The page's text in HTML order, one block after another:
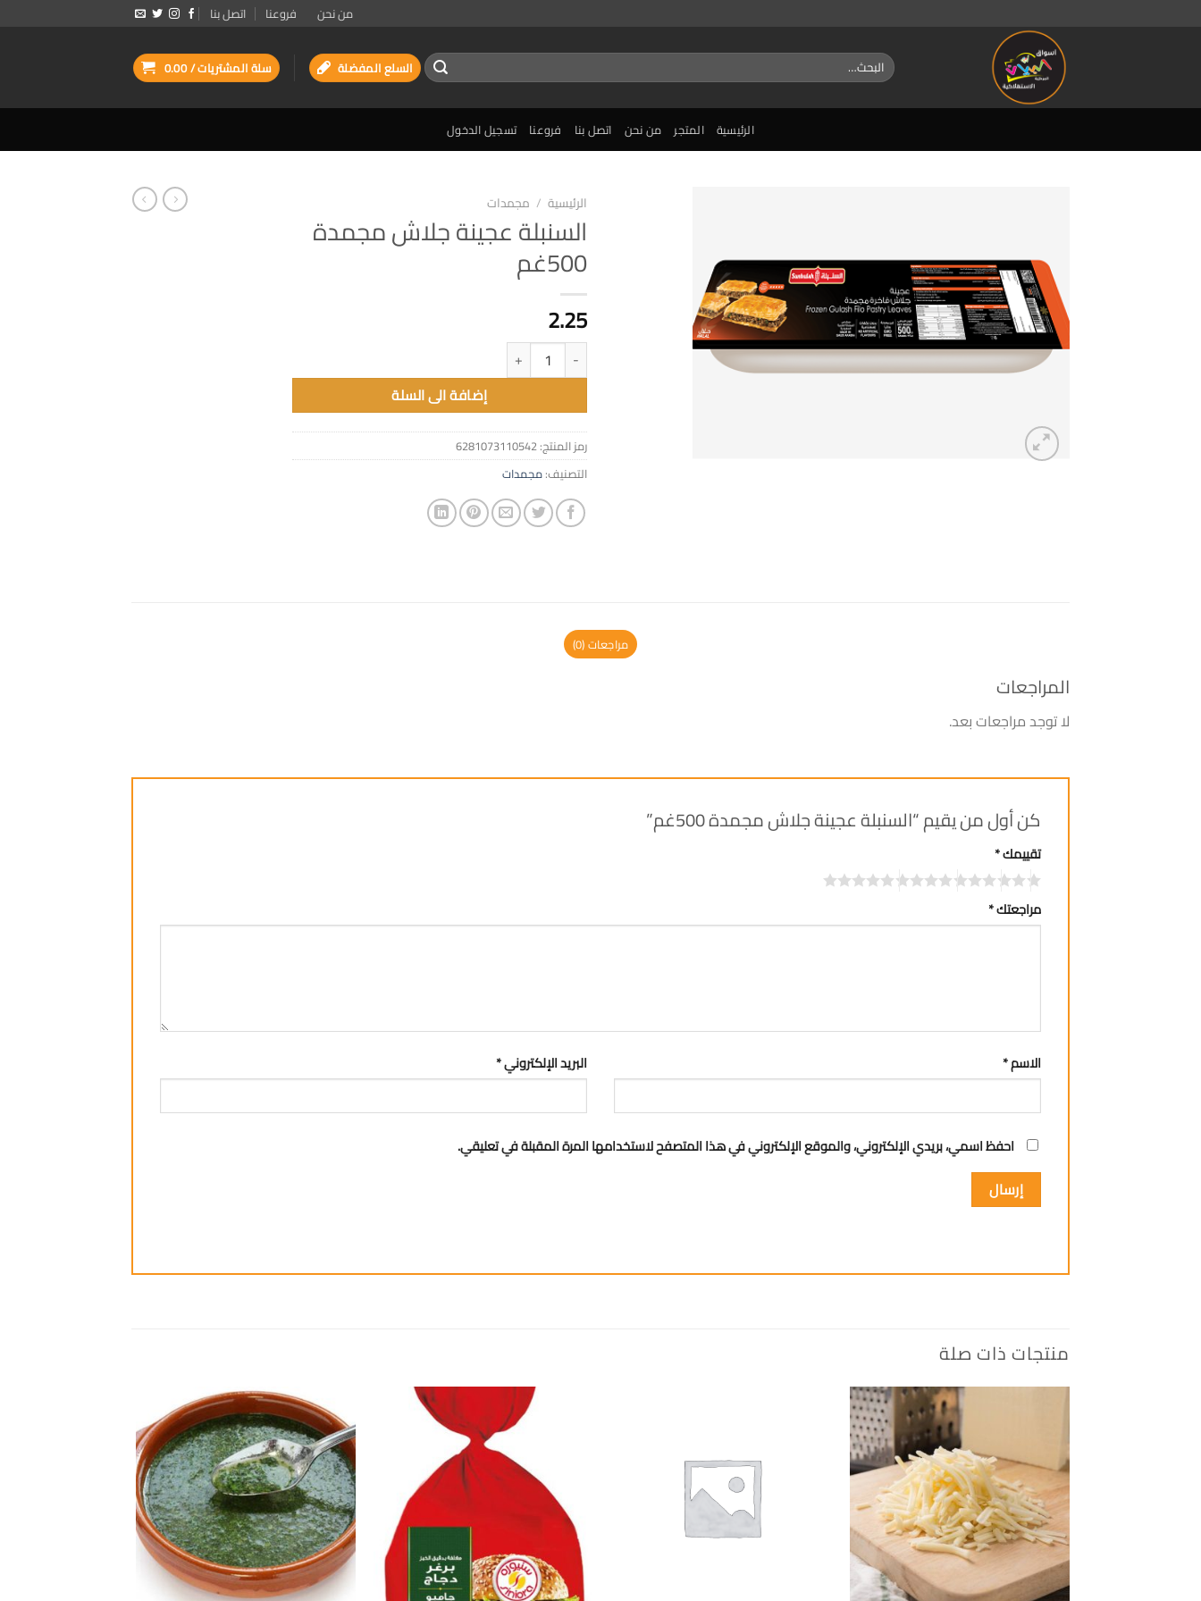
من نحن فروعنا اتصل بنا
البحث
عن:
السلع المفضلة سلة المشتريات /0.00
الرئيسية المتجر من نحن اتصل بنا فروعنا تسجيل الدخول
الى
المفضلة
الرئيسية / مجمدات
السنبلة عجينة جلاش مجمدة
500غم
2.25
كمية السنبلة عجينة جلاش مجمدة 500غم
إضافة الى السلة
رمز المنتج:6281073110542
التصنيف:مجمدات
مراجعات (0)
المراجعات
لا توجد مراجعات بعد.
كن أول من يقيم “السنبلة عجينة جلاش مجمدة 500غم”
تقييمك*
مراجعتك*
الاسم* البريد الإلكتروني*
احفظ اسمي، بريدي الإلكتروني، والموقع الإلكتروني في هذا المتصفح لاستخدامها المرة المقبلة في تعليقي.
منتجات ذات صلة
إضافة
الى
المفضلة
إضافة
الى
المفضلة